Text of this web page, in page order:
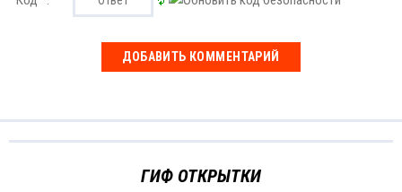
ГИФ ОТКРЫТКИ